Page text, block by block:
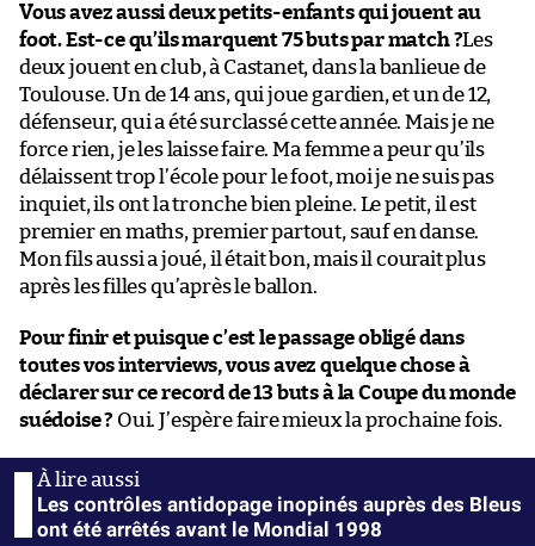
Vous avez aussi deux petits-enfants qui jouent au
foot. Est-ce qu’ils marquent 75 buts par match ?Les
deux jouent en club, à Castanet, dans la banlieue de
Toulouse. Un de 14 ans, qui joue gardien, et un de 12,
défenseur, qui a été surclassé cette année. Mais je ne
force rien, je les laisse faire. Ma femme a peur qu’ils
délaissent trop l’école pour le foot, moi je ne suis pas
inquiet, ils ont la tronche bien pleine. Le petit, il est
premier en maths, premier partout, sauf en danse.
Mon fils aussi a joué, il était bon, mais il courait plus
après les filles qu’après le ballon.
Pour finir et puisque c’est le passage obligé dans
toutes vos interviews, vous avez quelque chose à
déclarer sur ce record de 13 buts à la Coupe du monde
suédoise ? Oui. J’espère faire mieux la prochaine fois.
Les contrôles antidopage inopinés auprès des Bleus
ont été arrêtés avant le Mondial 1998